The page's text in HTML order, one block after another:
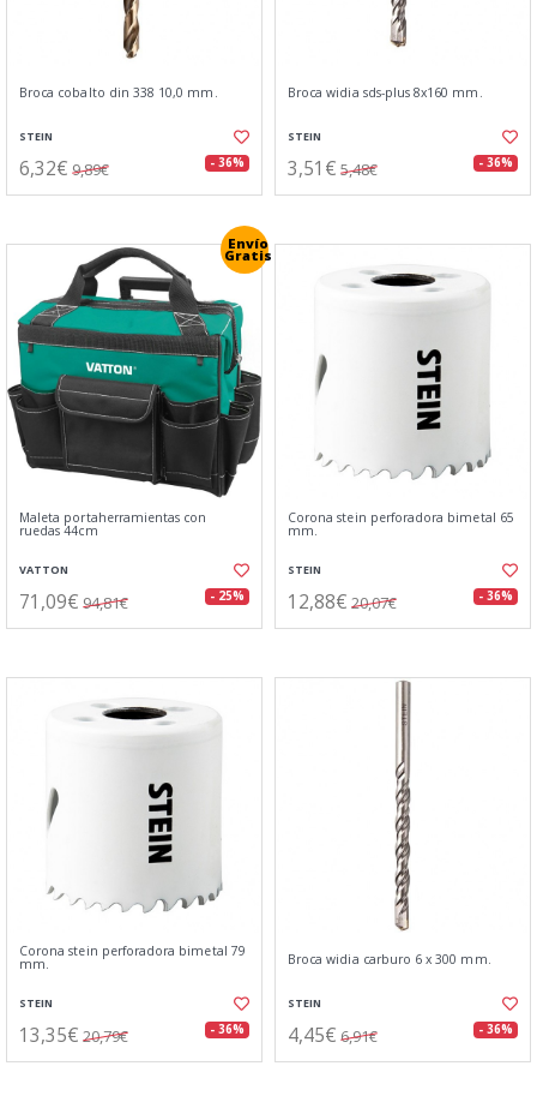
Broca cobalto din 338 10,0 mm.
STEIN
6,32€ 9,89€ - 36%
Broca widia sds-plus 8x160 mm.
STEIN
3,51€ 5,48€ - 36%
Envío
Gratis
Maleta portaherramientas con
ruedas 44cm
VATTON
71,09€ 94,81€ - 25%
Corona stein perforadora bimetal 65
mm.
STEIN
12,88€ 20,07€ - 36%
Corona stein perforadora bimetal 79
mm.
STEIN
13,35€ 20,79€ - 36%
Broca widia carburo 6 x 300 mm.
STEIN
4,45€ 6,91€ - 36%